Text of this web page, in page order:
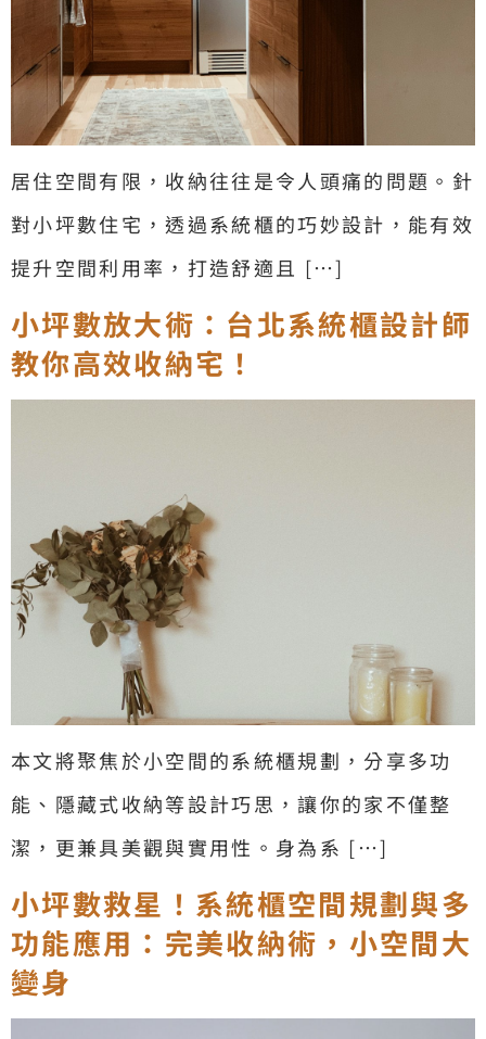
居住空間有限，收納往往是令人頭痛的問題。針
對小坪數住宅，透過系統櫃的巧妙設計，能有效
提升空間利用率，打造舒適且 […]
小坪數放大術：台北系統櫃設計師
教你高效收納宅！
本文將聚焦於小空間的系統櫃規劃，分享多功
能、隱藏式收納等設計巧思，讓你的家不僅整
潔，更兼具美觀與實用性。身為系 […]
小坪數救星！系統櫃空間規劃與多
功能應用：完美收納術，小空間大
變身